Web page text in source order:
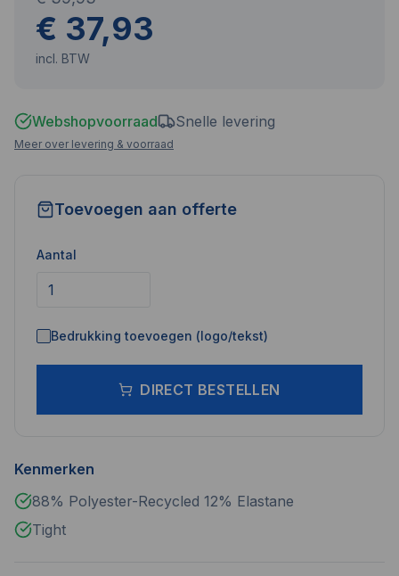
€ 37,93
incl. BTW
Webshopvoorraad Snelle levering
Meer over levering & voorraad
Toevoegen aan offerte
Aantal
Bedrukking toevoegen (logo/tekst)
DIRECT BESTELLEN
Kenmerken
88% Polyester-Recycled 12% Elastane
Tight